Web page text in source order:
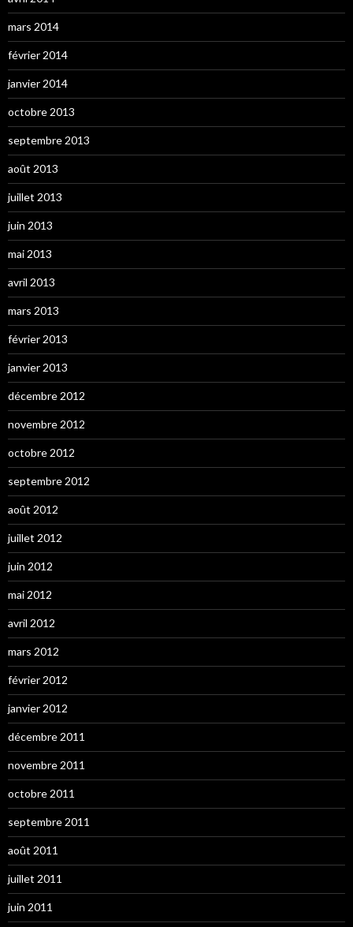
mars 2014
février 2014
janvier 2014
octobre 2013
septembre 2013
août 2013
juillet 2013
juin 2013
mai 2013
avril 2013
mars 2013
février 2013
janvier 2013
décembre 2012
novembre 2012
octobre 2012
septembre 2012
août 2012
juillet 2012
juin 2012
mai 2012
avril 2012
mars 2012
février 2012
janvier 2012
décembre 2011
novembre 2011
octobre 2011
septembre 2011
août 2011
juillet 2011
juin 2011